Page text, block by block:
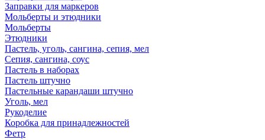
Заправки для маркеров
Мольберты и этюдники
Мольберты
Этюдники
Пастель, уголь, сангина, сепия, мел
Сепия, сангина, соус
Пастель в наборах
Пастель штучно
Пастельные карандаши штучно
Уголь, мел
Рукоделие
Коробка для принадлежностей
Фетр